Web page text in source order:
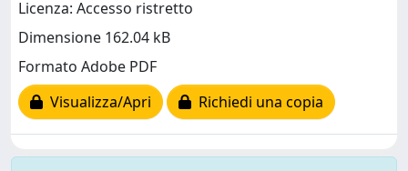
Licenza: Accesso ristretto
Dimensione 162.04 kB
Formato Adobe PDF
Visualizza/Apri
Richiedi una copia